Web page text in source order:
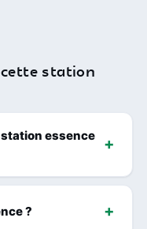
station
essence
?